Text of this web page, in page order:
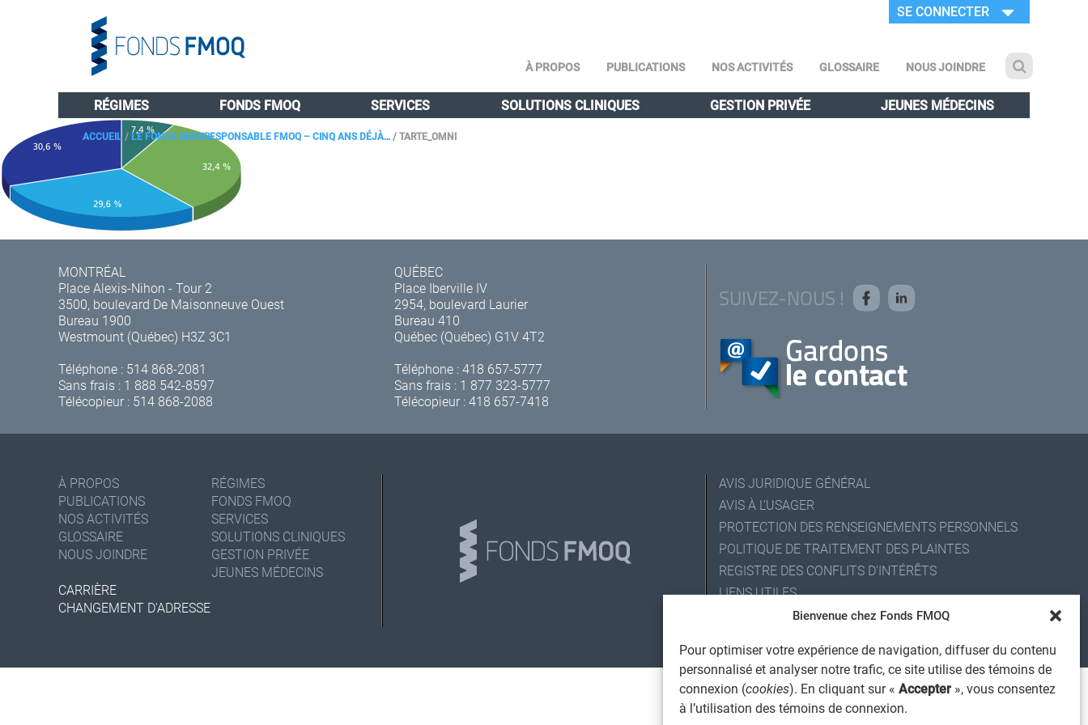
Bienvenue chez Fonds FMOQ
Pour optimiser votre expérience de navigation, diffuser du contenu
personnalisé et analyser notre trafic, ce site utilise des témoins de
connexion (cookies). En cliquant sur « Accepter », vous consentez
à l’utilisation des témoins de connexion.
SE CONNECTER
À PROPOS PUBLICATIONS NOS ACTIVITÉS GLOSSAIRE NOUS JOINDRE
RÉGIMES FONDS FMOQ SERVICES SOLUTIONS CLINIQUES GESTION PRIVÉE JEUNES MÉDECINS
ACCUEIL/ LE FONDS OMNIRESPONSABLE FMOQ – CINQ ANS DÉJÀ…/TARTE_OMNI
MONTRÉAL
Place Alexis-Nihon - Tour 2
3500, boulevard De Maisonneuve Ouest
Bureau 1900
Westmount (Québec) H3Z 3C1
Téléphone : 514 868-2081
Sans frais : 1 888 542-8597
Télécopieur : 514 868-2088
QUÉBEC
Place Iberville IV
2954, boulevard Laurier
Bureau 410
Québec (Québec) G1V 4T2
Téléphone :418 657-5777
Sans frais : 1 877 323-5777
Télécopieur : 418 657-7418
SUIVEZ-NOUS !
À PROPOS
PUBLICATIONS
NOS ACTIVITÉS
GLOSSAIRE
NOUS JOINDRE
RÉGIMES
FONDS FMOQ
SERVICES
SOLUTIONS CLINIQUES
GESTION PRIVÉE
JEUNES MÉDECINS
CARRIÈRE
CHANGEMENT D'ADRESSE
AVIS JURIDIQUE GÉNÉRAL
AVIS À L'USAGER
PROTECTION DES RENSEIGNEMENTS PERSONNELS
POLITIQUE DE TRAITEMENT DES PLAINTES
REGISTRE DES CONFLITS D'INTÉRÊTS
LIENS UTILES
ALERTE INTERNET
Tous droits réservés.